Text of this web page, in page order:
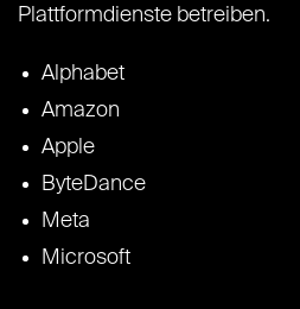
Plattformdienste betreiben.
Alphabet
Amazon
Apple
ByteDance
Meta
Microsoft